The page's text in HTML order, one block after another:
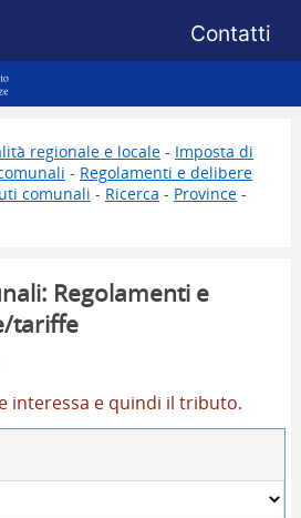
Menu di
Contatti
Finanze
regionale e locale- Imposta di
- Regolamenti e delibere
comunali - Ricerca - Province-
Regolamenti e
tariffe
interessa e quindi il tributo.